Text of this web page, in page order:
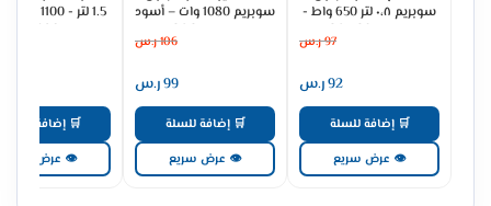
سوبريم ٠،٨ لتر 650 واط -
97ر.س
92ر.س
🛒 إضافة للسلة
👁 عرض سريع
سوبريم 1080 وات – أسود
GSCM15BM
106ر.س
99ر.س
🛒 إضافة للسلة
👁 عرض سريع
TKM8961A
🛒 إضافة للسلة
👁 عرض سريع